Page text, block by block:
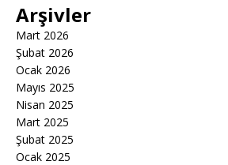
Arşivler
Mart 2026
Şubat 2026
Ocak 2026
Mayıs 2025
Nisan 2025
Mart 2025
Şubat 2025
Ocak 2025